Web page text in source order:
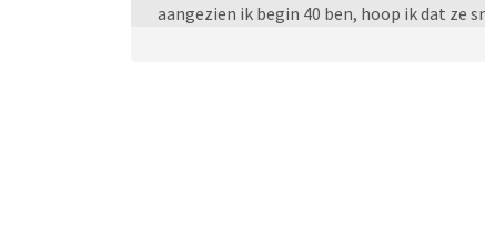
aangezien ik begin 40 ben, hoop ik dat ze